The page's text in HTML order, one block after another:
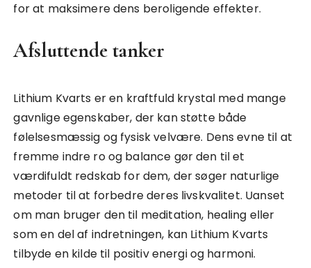
for at maksimere dens beroligende effekter.
Afsluttende tanker
Lithium Kvarts er en kraftfuld krystal med mange
gavnlige egenskaber, der kan støtte både
følelsesmæssig og fysisk velvære. Dens evne til at
fremme indre ro og balance gør den til et
værdifuldt redskab for dem, der søger naturlige
metoder til at forbedre deres livskvalitet. Uanset
om man bruger den til meditation, healing eller
som en del af indretningen, kan Lithium Kvarts
tilbyde en kilde til positiv energi og harmoni.